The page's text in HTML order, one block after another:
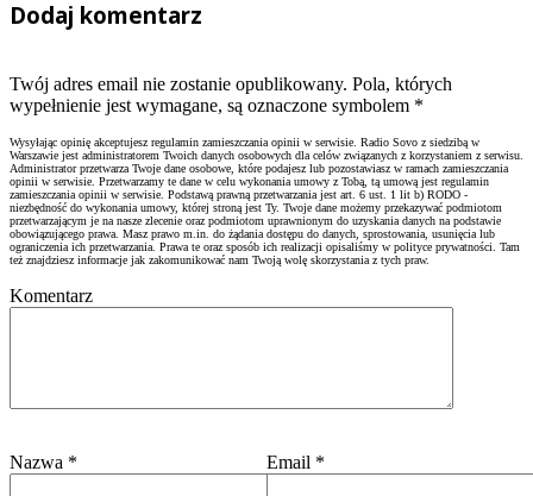
Dodaj komentarz
Twój adres email nie zostanie opublikowany. Pola, których
wypełnienie jest wymagane, są oznaczone symbolem *
Wysyłając opinię akceptujesz regulamin zamieszczania opinii w serwisie. Radio Sovo z siedzibą w
Warszawie jest administratorem Twoich danych osobowych dla celów związanych z korzystaniem z serwisu.
Administrator przetwarza Twoje dane osobowe, które podajesz lub pozostawiasz w ramach zamieszczania
opinii w serwisie. Przetwarzamy te dane w celu wykonania umowy z Tobą, tą umową jest regulamin
zamieszczania opinii w serwisie. Podstawą prawną przetwarzania jest art. 6 ust. 1 lit b) RODO -
niezbędność do wykonania umowy, której stroną jest Ty. Twoje dane możemy przekazywać podmiotom
przetwarzającym je na nasze zlecenie oraz podmiotom uprawnionym do uzyskania danych na podstawie
obowiązującego prawa. Masz prawo m.in. do żądania dostępu do danych, sprostowania, usunięcia lub
ograniczenia ich przetwarzania. Prawa te oraz sposób ich realizacji opisaliśmy w polityce prywatności. Tam
też znajdziesz informacje jak zakomunikować nam Twoją wolę skorzystania z tych praw.
Komentarz
Nazwa * Email *